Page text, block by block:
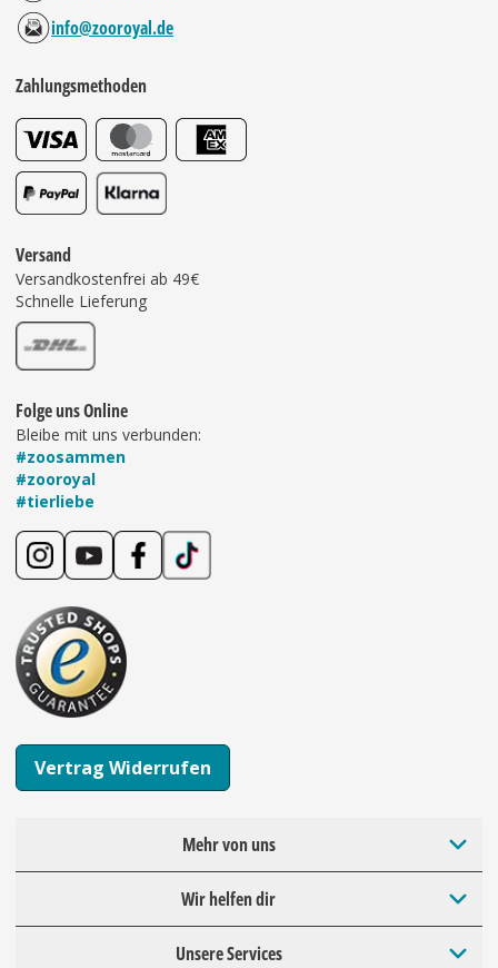
info@zooroyal.de
Zahlungsmethoden
Versand
Versandkostenfrei ab 49€
Schnelle Lieferung
Folge uns Online
Bleibe mit uns verbunden:
#zoosammen
#zooroyal
#tierliebe
Vertrag Widerrufen
Mehr von uns
Wir helfen dir
Unsere Services